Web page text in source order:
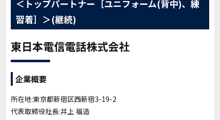
＜トップパートナー［ユニフォーム(背中)、練
習着］＞(継続)
東日本電信電話株式会社
企業概要
所在地:東京都新宿区西新宿3-19-2
代表取締役社長:井上 福造